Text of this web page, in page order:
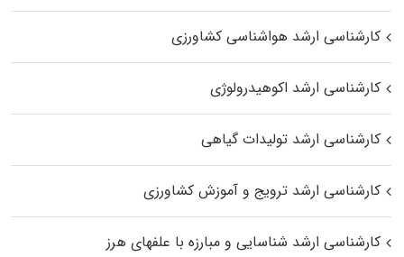
کارشناسی ارشد هواشناسی کشاورزی
کارشناسی ارشد اکوهیدرولوژی
کارشناسی ارشد تولیدات گیاهی
کارشناسی ارشد ترویج و آموزش کشاورزی
کارشناسی ارشد شناسایی و مبارزه با علفهای هرز